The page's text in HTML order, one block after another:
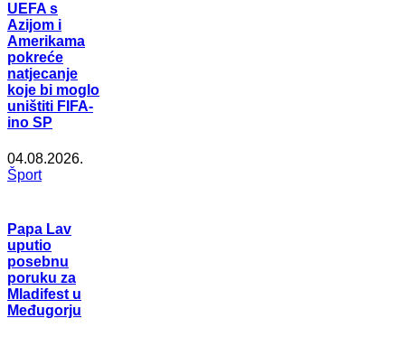
UEFA s
Azijom i
Amerikama
pokreće
natjecanje
koje bi moglo
uništiti FIFA-
ino SP
04.08.2026.
Šport
Papa Lav
uputio
posebnu
poruku za
Mladifest u
Međugorju